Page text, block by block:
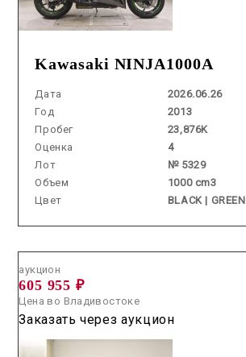
Kawasaki NINJA1000A
Дата
2026.06.26
Год
2013
Пробег
23,876K
Оценка
4
Лот
№ 5329
Объем
1000 cm3
Цвет
BLACK | GREEN
аукцион
605 955 ₽
Цена во Владивостоке
Заказать через аукцион